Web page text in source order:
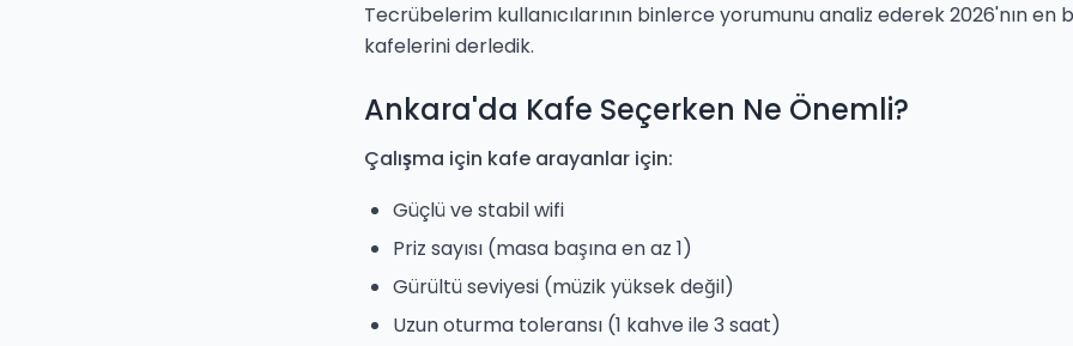
Tecrübelerim kullanıcılarının binlerce yorumunu analiz ederek 2026'nın en
kafelerini derledik.
Ankara'da Kafe Seçerken Ne Önemli?
Çalışma için kafe arayanlar için:
Güçlü ve stabil wifi
Priz sayısı (masa başına en az 1)
Gürültü seviyesi (müzik yüksek değil)
Uzun oturma toleransı (1 kahve ile 3 saat)